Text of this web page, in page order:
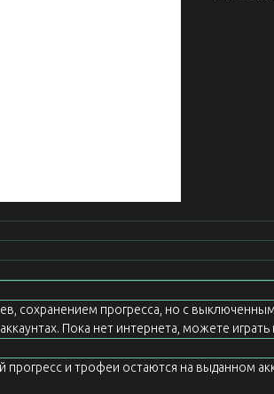
сохранением прогресса, но с
Пока нет интернета, можете играть
прогресс и трофеи остаются на выданном